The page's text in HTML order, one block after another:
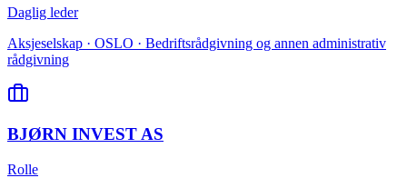
Daglig leder
Aksjeselskap · OSLO · Bedriftsrådgivning og annen administrativ
rådgivning
BJØRN INVEST AS
Rolle